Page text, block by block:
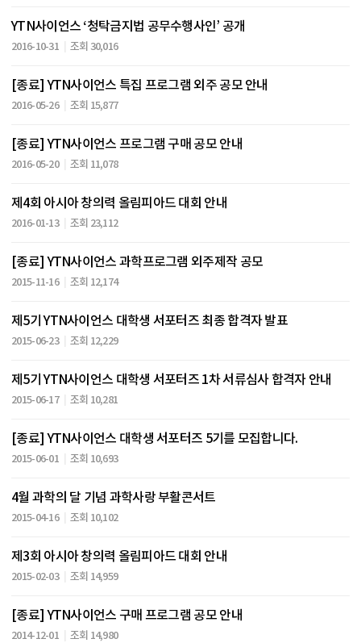
YTN사이언스 ‘청탁금지법 공무수행사인’ 공개
2016-10-31 조회 30,016
[종료] YTN사이언스 특집 프로그램 외주 공모 안내
2016-05-26 조회 15,877
[종료] YTN사이언스 프로그램 구매 공모 안내
2016-05-20 조회 11,078
제4회 아시아 창의력 올림피아드 대회 안내
2016-01-13 조회 23,112
[종료] YTN사이언스 과학프로그램 외주제작 공모
2015-11-16 조회 12,174
제5기 YTN사이언스 대학생 서포터즈 최종 합격자 발표
2015-06-23 조회 12,229
제5기 YTN사이언스 대학생 서포터즈 1차 서류심사 합격자 안내
2015-06-17 조회 10,281
[종료] YTN사이언스 대학생 서포터즈 5기를 모집합니다.
2015-06-01 조회 10,693
4월 과학의 달 기념 과학사랑 부활콘서트
2015-04-16 조회 10,102
제3회 아시아 창의력 올림피아드 대회 안내
2015-02-03 조회 14,959
[종료] YTN사이언스 구매 프로그램 공모 안내
2014-12-01 조회 14,980